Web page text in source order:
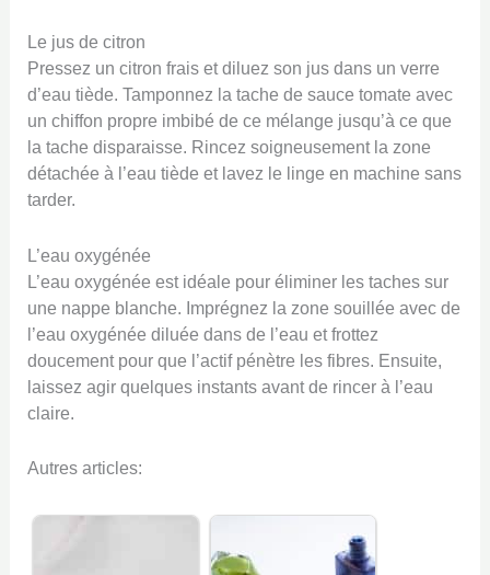
Le jus de citron
Pressez un citron frais et diluez son jus dans un verre
d’eau tiède. Tamponnez la tache de sauce tomate avec
un chiffon propre imbibé de ce mélange jusqu’à ce que
la tache disparaisse. Rincez soigneusement la zone
détachée à l’eau tiède et lavez le linge en machine sans
tarder.
L’eau oxygénée
L’eau oxygénée est idéale pour éliminer les taches sur
une nappe blanche. Imprégnez la zone souillée avec de
l’eau oxygénée diluée dans de l’eau et frottez
doucement pour que l’actif pénètre les fibres. Ensuite,
laissez agir quelques instants avant de rincer à l’eau
claire.
Autres articles: